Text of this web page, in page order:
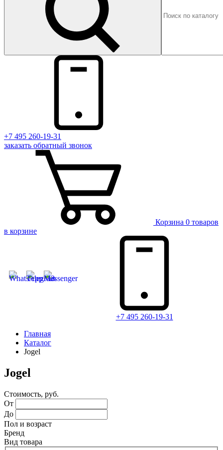
+7 495 260-19-31
заказать обратный звонок
Корзина 0 товаров
в корзине
+7 495 260-19-31
Главная
Каталог
Jogel
Jogel
Стоимость, руб.
От
До
Пол и возраст
Бренд
Вид товара